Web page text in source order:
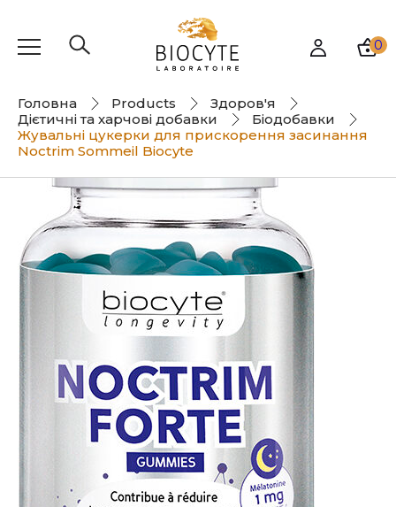
0
Головна Products
Здоров'я
Дієтичні та харчові добавки
Біодобавки
Жувальні цукерки для прискорення засинання
Noctrim Sommeil Biocyte